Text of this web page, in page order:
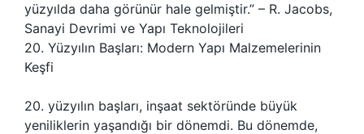
yüzyılda daha görünür hale gelmiştir.” – R. Jacobs,
Sanayi Devrimi ve Yapı Teknolojileri
20. Yüzyılın Başları: Modern Yapı Malzemelerinin
Keşfi
20. yüzyılın başları, inşaat sektöründe büyük
yeniliklerin yaşandığı bir dönemdi. Bu dönemde,